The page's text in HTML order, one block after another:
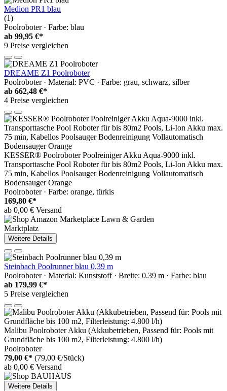
Medion PR1 blau
(1)
Poolroboter · Farbe: blau
ab 99,95 €*
9 Preise vergleichen
DREAME Z1 Poolroboter
Poolroboter · Material: PVC · Farbe: grau, schwarz, silber
ab 662,48 €*
4 Preise vergleichen
KESSER® Poolroboter Poolreiniger Akku Aqua-9000 inkl.
Transporttasche Pool Roboter für bis 80m2 Pools, Li-Ion Akku max.
75 min, Kabellos Poolsauger Bodenreinigung Vollautomatisch
Bodensauger Orange
Poolroboter · Farbe: orange, türkis
169,80 €*
ab 0,00 € Versand
Marktplatz
Weitere Details
Steinbach Poolrunner blau 0,39 m
Poolroboter · Material: Kunststoff · Breite: 0.39 m · Farbe: blau
ab 179,99 €*
5 Preise vergleichen
Malibu Poolroboter Akku (Akkubetrieben, Passend für: Pools mit
Grundfläche bis 100 m2, Filterleistung: 4.800 l/h)
Poolroboter
79,00 €* (79,00 €/Stück)
ab 0,00 € Versand
Weitere Details